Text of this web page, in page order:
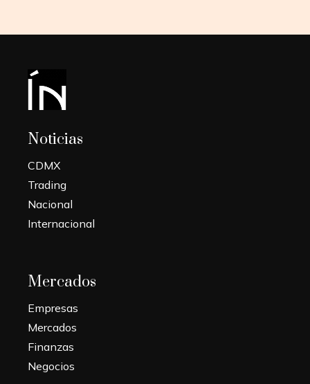
Noticias
CDMX
Trading
Nacional
Internacional
Mercados
Empresas
Mercados
Finanzas
Negocios